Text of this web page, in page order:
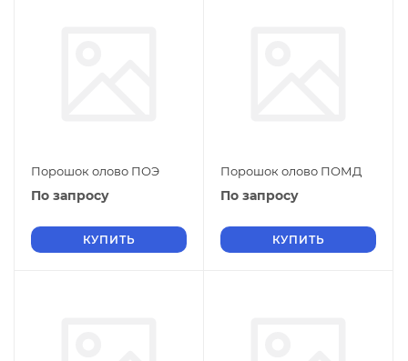
Порошок олово ПОЭ
По запросу
КУПИТЬ
Порошок олово ПОМД
По запросу
КУПИТЬ